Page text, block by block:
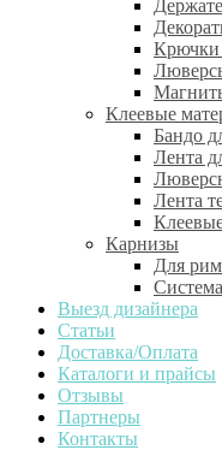
Крючки
Клеевые
Бандо
Лента
Лента
Карнизы
Для
Выезд дизайнера
Статьи
Доставка/Оплата
Каталоги и прайсы
Отзывы
Партнеры
Контакты